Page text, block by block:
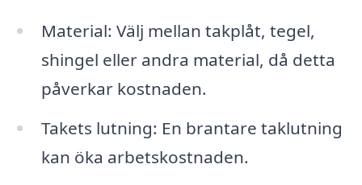
Material: Välj mellan takplåt, tegel,
shingel eller andra material, då detta
påverkar kostnaden.
Takets lutning: En brantare taklutning
kan öka arbetskostnaden.